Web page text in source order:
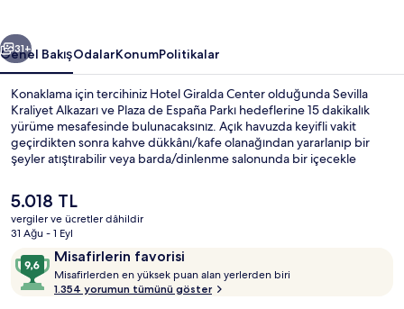
Sonraki
31+
Genel BakışOdalarKonumPolitikalar
Konaklama için tercihiniz Hotel Giralda Center olduğunda Sevilla
Kraliyet Alkazarı ve Plaza de España Parkı hedeflerine 15 dakikalık
yürüme mesafesinde bulunacaksınız. Açık havuzda keyifli vakit
geçirdikten sonra kahve dükkânı/kafe olanağından yararlanıp bir
şeyler atıştırabilir veya barda/dinlenme salonunda bir içecekle
imkânlar arasındadır. Misafirler arasında havuz ve yardıma hazır
personel seviliyor. Konaklama yeri toplu taşımaya yakındır, Prado San
Sebastián Tramvay Durağı 6 dakikalık ve San Bernardo Tramvay
Durağı 6 dakikalık yürüme mesafesindedir.
Şu
anki
fiyat
5.018 TL
vergiler ve ücretler dâhildir
31 Ağu - 1 Eyl
YorumlarMisafirlerin favorisi
10
üzerinden
9,6,
Misafirlerden en yüksek puan alan yerlerden biri
1.354 yorumun tümünü göster